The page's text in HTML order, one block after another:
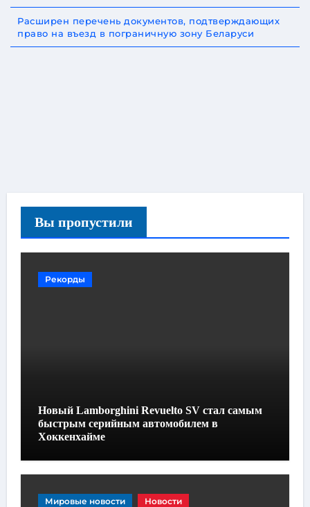
Расширен перечень документов, подтверждающих
право на въезд в пограничную зону Беларуси
Вы пропустили
Рекорды
Новый Lamborghini Revuelto SV стал самым
быстрым серийным автомобилем в
Хоккенхайме
Мировые новости Новости